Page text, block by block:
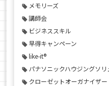
メモリーズ
講師会
ビジネススキル
早得キャンペーン
like-it®
パナソニックハウジングソ
クローゼットオーガナイザー